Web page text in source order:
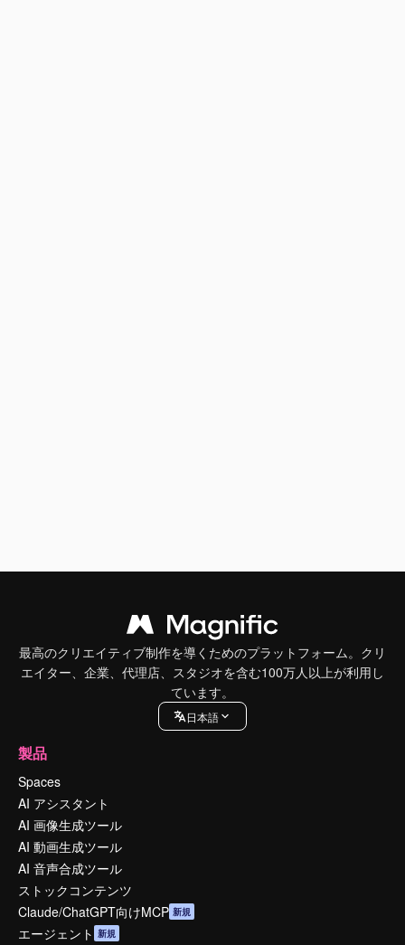
最高のクリエイティブ制作を導くためのプラットフォーム。クリ
エイター、企業、代理店、スタジオを含む100万人以上が利用し
ています。
日本語
製品
Spaces
AI アシスタント
AI 画像生成ツール
AI 動画生成ツール
AI 音声合成ツール
ストックコンテンツ
Claude/ChatGPT向けMCP 新規
エージェント 新規